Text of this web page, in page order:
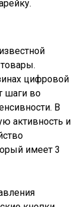
цифровой
шаги во
В
активность и
имеет 3